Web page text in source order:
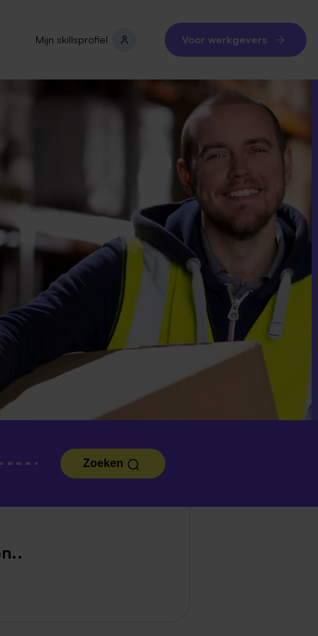
Mijn skillsprofiel Voor werkgevers
Zoeken